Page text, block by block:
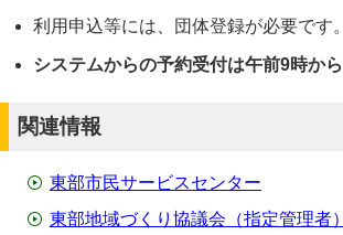
利用申込等には、団体登録が必要です。
システムからの予約受付は午前9時から
関連情報
東部市民サービスセンター
東部地域づくり協議会（指定管理者）